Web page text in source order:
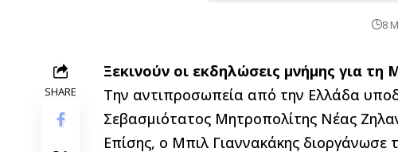
8
SHARE
Ξεκινούν οι εκδηλώσεις μνήμης για
Την αντιπροσωπεία από την Ελλάδα
Σεβασμιότατος Μητροπολίτης Νέας
Επίσης, ο Μπιλ Γιαννακάκης διοργάνωσε